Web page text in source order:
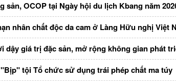
sản, OCOP tại Ngày hội du lịch Kbang năm
nhân chất độc da cam ở Làng Hữu nghị Việt
dậy giá trị đặc sản, mở rộng không gian phát
tội Tổ chức sử dụng trái phép chất ma túy